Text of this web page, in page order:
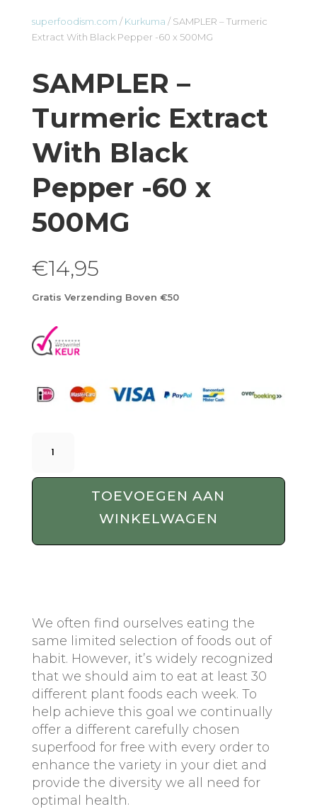
superfoodism.com / Kurkuma / SAMPLER – Turmeric
Extract With Black Pepper -60 x 500MG
SAMPLER –
Turmeric Extract
With Black
Pepper -60 x
500MG
€14,95
Gratis Verzending Boven €50
-60
TOEVOEGEN AAN
WINKELWAGEN
We often find ourselves eating the
same limited selection of foods out of
habit. However, it’s widely recognized
that we should aim to eat at least 30
different plant foods each week. To
help achieve this goal we continually
offer a different carefully chosen
superfood for free with every order to
enhance the variety in your diet and
provide the diversity we all need for
optimal health.